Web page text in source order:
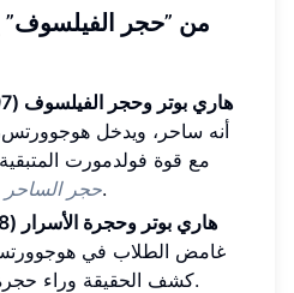
من "حجر الفيلسوف"
هاري بوتر وحجر الفيلسوف (1997)
أنه ساحر، ويدخل
مع قوة فولدمورت
حجر الساحرفي الولايات المتحدة.
هاري بوتر وحجرة الأسرار (1998)
غامض الطلاب في
كشف الحقيقة وراء حجرة الأسرار الأسطورية.